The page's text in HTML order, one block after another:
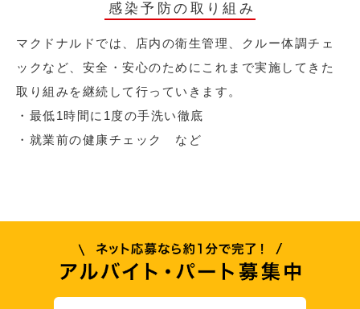
感染予防の取り組み
マクドナルドでは、店内の衛生管理、クルー体調チェ
ックなど、安全・安心のためにこれまで実施してきた
取り組みを継続して行っていきます。
・最低1時間に1度の手洗い徹底
・就業前の健康チェック など